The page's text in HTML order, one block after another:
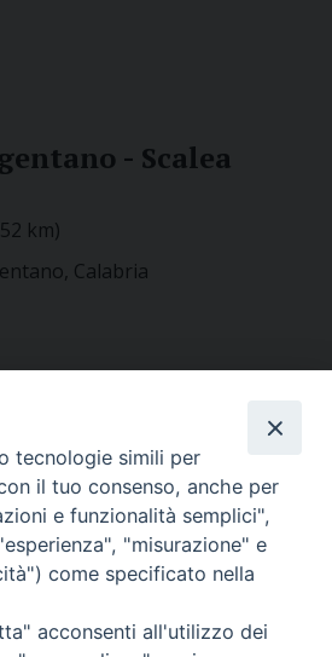
- Scalea
km)
Calabria
tecnologie simili per
il tuo consenso, anche per
e funzionalità semplici",
"misurazione" e
come specificato nella
acconsenti all'utilizzo dei